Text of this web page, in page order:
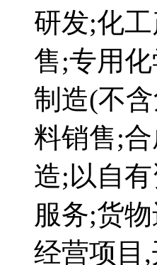
研发;化
售;专用
制造(不
料销售;
造;以自
服务;货
经营项目